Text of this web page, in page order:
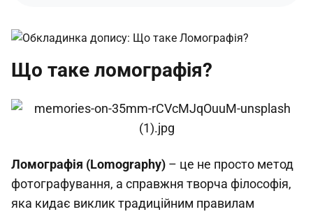
Що таке ломографія?
Ломографія (Lomography) – це не просто метод
фотографування, а справжня творча філософія,
яка кидає виклик традиційним правилам